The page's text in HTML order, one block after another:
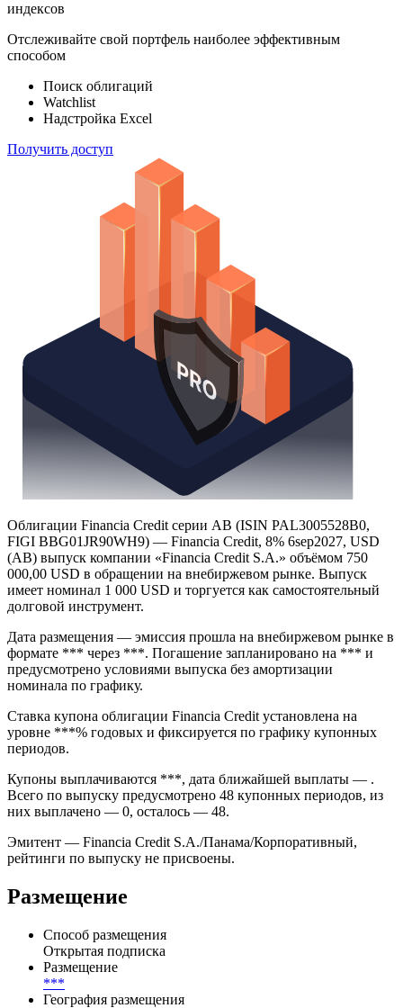
индексов
Отслеживайте свой портфель наиболее эффективным
способом
Поиск облигаций
Watchlist
Надстройка Excel
Получить доступ
Облигации Financia Credit серии AB (ISIN PAL3005528B0,
FIGI BBG01JR90WH9) — Financia Credit, 8% 6sep2027, USD
(AB) выпуск компании «Financia Credit S.A.» объёмом 750
000,00 USD в обращении на внебиржевом рынке. Выпуск
имеет номинал 1 000 USD и торгуется как самостоятельный
долговой инструмент.
Дата размещения — эмиссия прошла на внебиржевом рынке в
формате *** через ***. Погашение запланировано на *** и
предусмотрено условиями выпуска без амортизации
номинала по графику.
Ставка купона облигации Financia Credit установлена на
уровне ***% годовых и фиксируется по графику купонных
периодов.
Купоны выплачиваются ***, дата ближайшей выплаты — .
Всего по выпуску предусмотрено 48 купонных периодов, из
них выплачено — 0, осталось — 48.
Эмитент — Financia Credit S.A./Панама/Корпоративный,
рейтинги по выпуску не присвоены.
Размещение
Способ размещения
Открытая подписка
Размещение
***
География размещения